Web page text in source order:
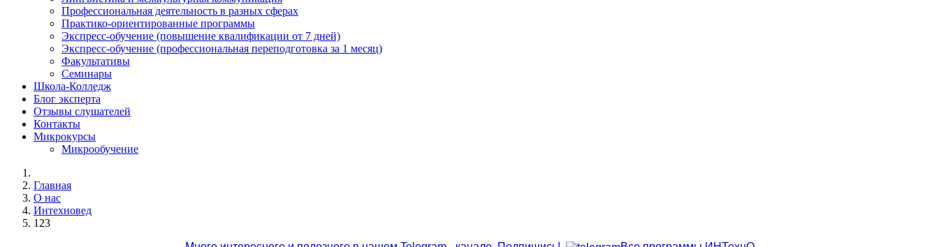
Профессиональная деятельность в разных сферах
Практико-ориентированные программы
Экспресс-обучение (повышение квалификации от 7 дней)
Экспресс-обучение (профессиональная переподготовка за 1 месяц)
Факультативы
Семинары
Школа-Колледж
Блог эксперта
Отзывы слушателей
Контакты
Микрокурсы
Микрообучение
Главная
О нас
Интехновед
123